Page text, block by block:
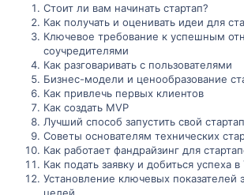
Стоит ли вам начинать стартап?
Как получать и оценивать идеи для
Ключевое требование к успешным
соучредителями
Как разговаривать с пользователями
Бизнес-модели и ценообразование
Как привлечь первых клиентов
Как создать MVP
Лучший способ запустить свой стартап
Советы основателям технических
Как работает фандрайзинг для
Как подать заявку и добиться успеха
Установление ключевых показателей
целей